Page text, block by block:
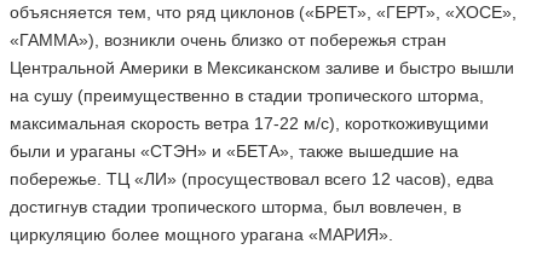
объясняется тем, что ряд циклонов («БРЕТ», «ГЕРТ», «ХОСЕ»,
«ГАММА»), возникли очень близко от побережья стран
Центральной Америки в Мексиканском заливе и быстро вышли
на сушу (преимущественно в стадии тропического шторма,
максимальная скорость ветра 17-22 м/с), короткоживущими
были и ураганы «СТЭН» и «БЕТА», также вышедшие на
побережье. ТЦ «ЛИ» (просуществовал всего 12 часов), едва
достигнув стадии тропического шторма, был вовлечен, в
циркуляцию более мощного урагана «МАРИЯ».